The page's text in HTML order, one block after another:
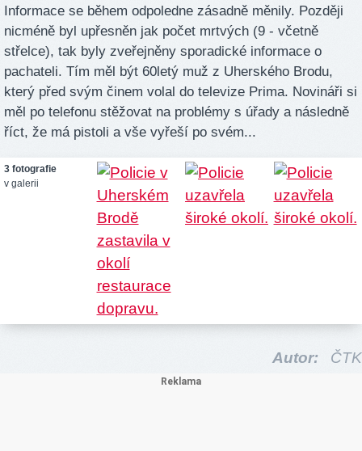
Informace se během odpoledne zásadně měnily. Později
nicméně byl upřesněn jak počet mrtvých (9 - včetně
střelce), tak byly zveřejněny sporadické informace o
pachateli. Tím měl být 60letý muž z Uherského Brodu,
který před svým činem volal do televize Prima. Novináři si
měl po telefonu stěžovat na problémy s úřady a následně
říct, že má pistoli a vše vyřeší po svém...
3 fotografie
v galerii
Autor: ČTK